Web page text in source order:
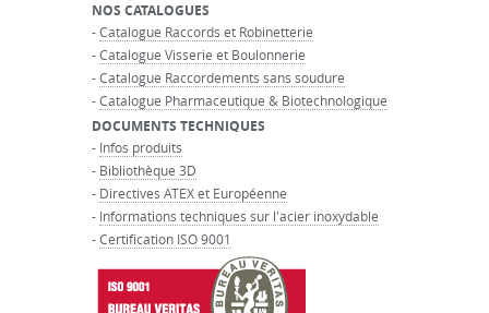
NOS CATALOGUES
-Catalogue Raccords et Robinetterie
-Catalogue Visserie et Boulonnerie
-Catalogue Raccordements sans soudure
-Catalogue Pharmaceutique & Biotechnologique
DOCUMENTS TECHNIQUES
- Infos produits
- Bibliothèque 3D
- Directives ATEX et Européenne
- Informations techniques sur l'acier inoxydable
-Certification ISO 9001